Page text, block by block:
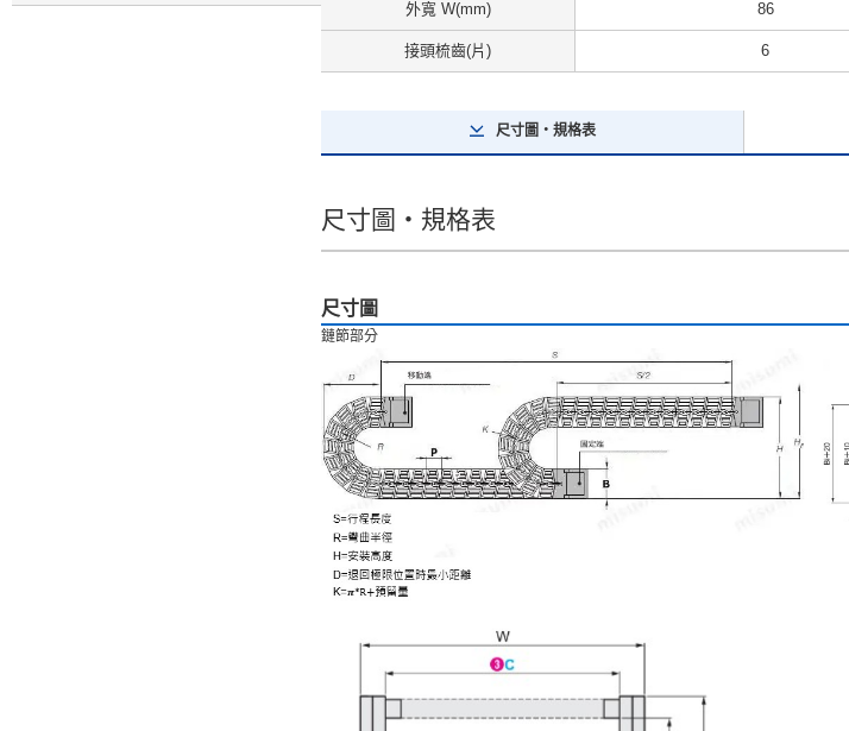
外寬 W(mm) 86
接頭梳齒(片) 6
尺寸圖・規格表
尺寸圖・規格表
尺寸圖
鏈節部分